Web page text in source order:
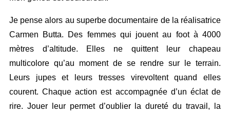
Je pense alors au superbe documentaire de la réalisatrice
Carmen Butta. Des femmes qui jouent au foot à 4000
mètres d’altitude. Elles ne quittent leur chapeau
multicolore qu’au moment de se rendre sur le terrain.
Leurs jupes et leurs tresses virevoltent quand elles
courent. Chaque action est accompagnée d’un éclat de
rire. Jouer leur permet d’oublier la dureté du travail, la